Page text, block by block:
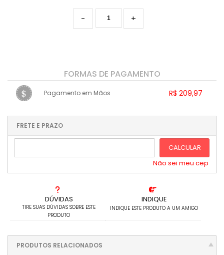
DÚVIDAS
TIRE SUAS DÚVIDAS SOBRE ESTE
PRODUTO
INDIQUE
INDIQUE ESTE PRODUTO A UM AMIGO
+
-
FORMAS DE PAGAMENTO
Pagamento em Mãos R$ 209,97
...
....
FRETE E PRAZO
CALCULAR
Não sei meu cep
PRODUTOS RELACIONADOS